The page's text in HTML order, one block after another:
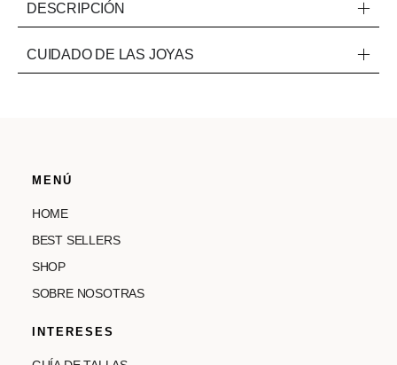
DESCRIPCIÓN
CUIDADO DE LAS JOYAS
MENÚ
HOME
BEST SELLERS
SHOP
SOBRE NOSOTRAS
INTERESES